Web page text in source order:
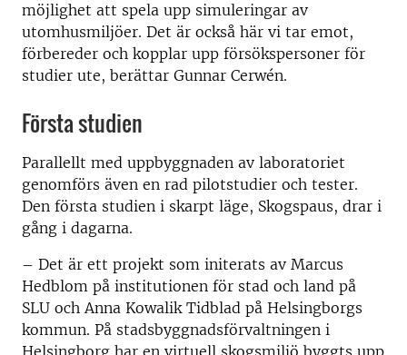
möjlighet att spela upp simuleringar av
utomhusmiljöer. Det är också här vi tar emot,
förbereder och kopplar upp försökspersoner för
studier ute, berättar Gunnar Cerwén.
Första studien
Parallellt med uppbyggnaden av laboratoriet
genomförs även en rad pilotstudier och tester.
Den första studien i skarpt läge, Skogspaus, drar i
gång i dagarna.
– Det är ett projekt som initerats av Marcus
Hedblom på institutionen för stad och land på
SLU och Anna Kowalik Tidblad på Helsingborgs
kommun. På stadsbyggnadsförvaltningen i
Helsingborg har en virtuell skogsmiljö byggts upp